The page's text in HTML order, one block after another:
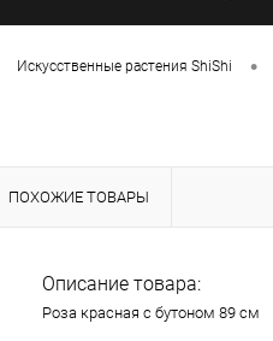
Искусственные растения ShiShi •
ПОХОЖИЕ ТОВАРЫ
Описание товара:
Роза красная с бутоном 89 см